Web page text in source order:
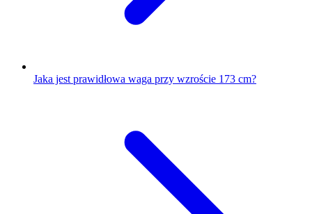
Jaka jest prawidłowa waga przy wzroście 173 cm?